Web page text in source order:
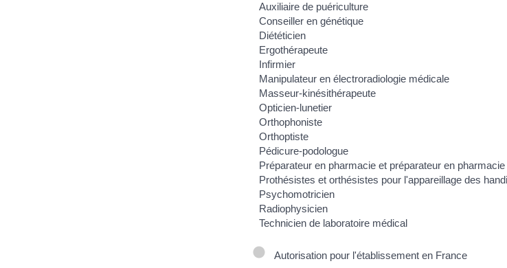
Auxiliaire de puériculture
Conseiller en génétique
Diététicien
Ergothérapeute
Infirmier
Manipulateur en électroradiologie médicale
Masseur-kinésithérapeute
Opticien-lunetier
Orthophoniste
Orthoptiste
Pédicure-podologue
Préparateur en pharmacie et préparateur en
Prothésistes et orthésistes pour l'appareillage des
Psychomotricien
Radiophysicien
Technicien de laboratoire médical
Autorisation pour l'établissement en France